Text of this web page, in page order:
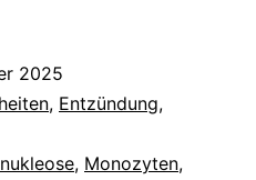
2025
, Entzündung,
, Monozyten,